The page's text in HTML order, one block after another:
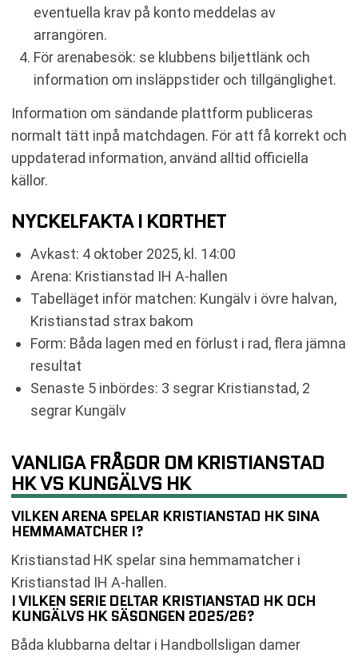
eventuella krav på konto meddelas av
arrangören.
För arenabesök: se klubbens biljettlänk och
information om insläppstider och tillgänglighet.
Information om sändande plattform publiceras
normalt tätt inpå matchdagen. För att få korrekt och
uppdaterad information, använd alltid officiella
källor.
NYCKELFAKTA I KORTHET
Avkast: 4 oktober 2025, kl. 14:00
Arena: Kristianstad IH A-hallen
Tabelläget inför matchen: Kungälv i övre halvan,
Kristianstad strax bakom
Form: Båda lagen med en förlust i rad, flera jämna
resultat
Senaste 5 inbördes: 3 segrar Kristianstad, 2
segrar Kungälv
VANLIGA FRÅGOR OM KRISTIANSTAD
HK VS KUNGÄLVS HK
VILKEN ARENA SPELAR KRISTIANSTAD HK SINA
HEMMAMATCHER I?
Kristianstad HK spelar sina hemmamatcher i
Kristianstad IH A-hallen.
I VILKEN SERIE DELTAR KRISTIANSTAD HK OCH
KUNGÄLVS HK SÄSONGEN 2025/26?
Båda klubbarna deltar i Handbollsligan damer